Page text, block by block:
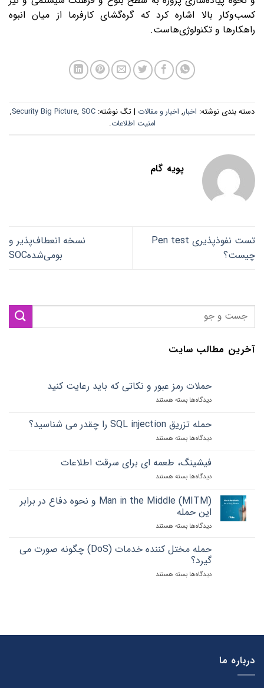
کسب‌وکار بالا اشاره کرد که گره‌گشای کارفرما از میان انبوه
راهکارها و تکنولوژی‌هاست.
دسته بندی نوشته: اخبار, اخبار و مقالات | تگ نوشته: Security Big Picture, SOC
,
امنیت اطلاعات.
پویه گام
تست نفوذپذیری Pen test
چیست؟
نسخه‌ انعطاف‌پذیر و
بومی‌شدهSOC
آخرین مطالب سایت
حملات رمز عبور و نکاتی که باید رعایت کنید
دیدگاه‌ها برای
رمز
عبور
و
که
رعایت
بسته هستند
حمله تزریق SQL injection را چقدر می شناسید؟
دیدگاه‌ها برای
تزریق
SQL
injection
چقدر
می
شناسید؟
بسته هستند
فیشینگ، طعمه ای برای سرقت اطلاعات
دیدگاه‌ها برای
طعمه
ای
برای
سرقت
بسته هستند
Man in the Middle (MITM) و نحوه دفاع در برابر
این حمله
دیدگاه‌ها برای
(MITM)
این
بسته هستند
حمله مختل کننده خدمات (DoS) چگونه صورت می
گیرد؟
دیدگاه‌ها برای
چگونه
بسته هستند
درباره ما